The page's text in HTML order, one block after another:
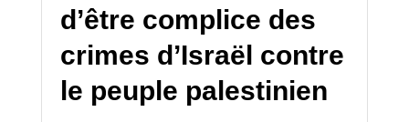
d’être complice des
crimes d’Israël contre
le peuple palestinien